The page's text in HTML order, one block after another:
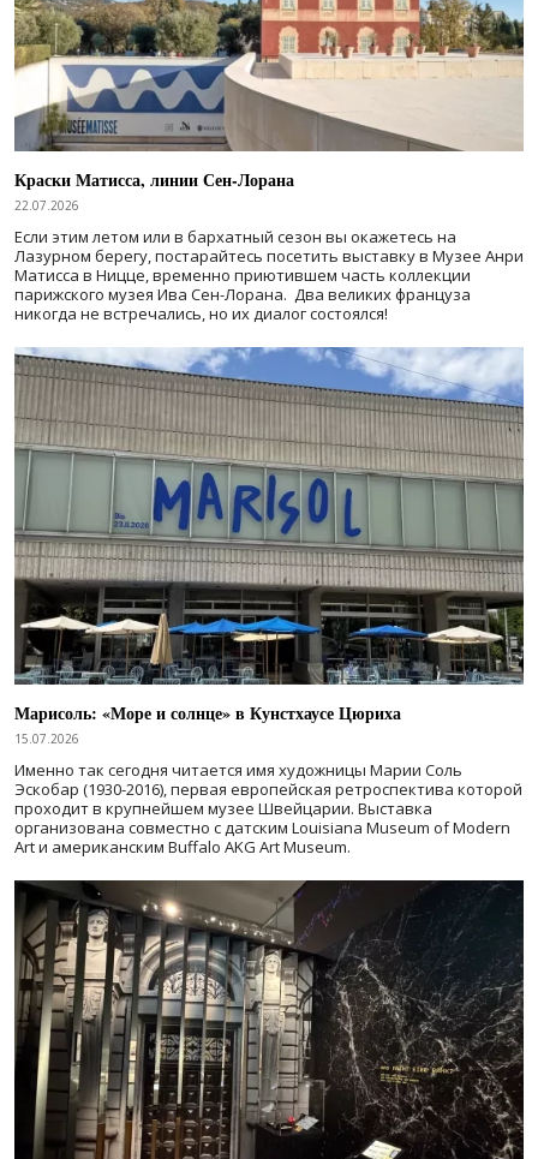
Краски Матисса, линии Сен-Лорана
22.07.2026
Если этим летом или в бархатный сезон вы окажетесь на
Лазурном берегу, постарайтесь посетить выставку в Музее Анри
Матисса в Ницце, временно приютившем часть коллекции
парижского музея Ива Сен-Лорана. Два великих француза
никогда не встречались, но их диалог состоялся!
Марисоль: «Море и солнце» в Кунстхаусе Цюриха
15.07.2026
Именно так сегодня читается имя художницы Марии Соль
Эскобар (1930-2016), первая европейская ретроспектива которой
проходит в крупнейшем музее Швейцарии. Выставка
организована совместно с датским Louisiana Museum of Modern
Art и американским Buffalo AKG Art Museum.